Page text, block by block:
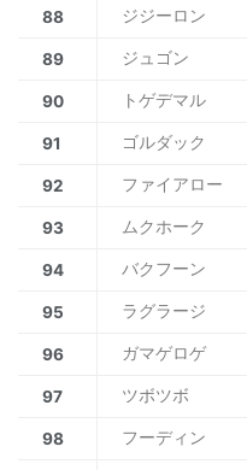
88 ジジーロン
89 ジュゴン
90 トゲデマル
91 ゴルダック
92 ファイアロー
93 ムクホーク
94 バクフーン
95 ラグラージ
96 ガマゲロゲ
97 ツボツボ
98 フーディン